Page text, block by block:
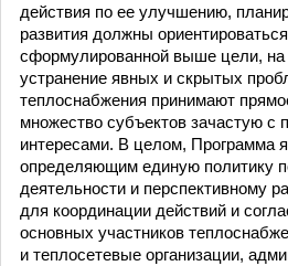
действия по ее улучшению,
развития должны
сформулированной выше цели, на
устранение явных и скрытых
теплоснабжения принимают
множество субъектов зачастую с
интересами. В целом, Программа
определяющим единую политику
деятельности и перспективному
для координации действий и
основных участников
и теплосетевые организации,